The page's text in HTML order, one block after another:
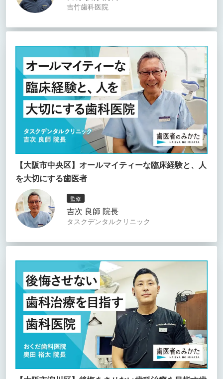
吉竹歯科医院
【大阪市中央区】オールマイティーな臨床経験と、人
を大切にする歯医者
監修
吉次 良師 院長
タスクデンタルクリニック